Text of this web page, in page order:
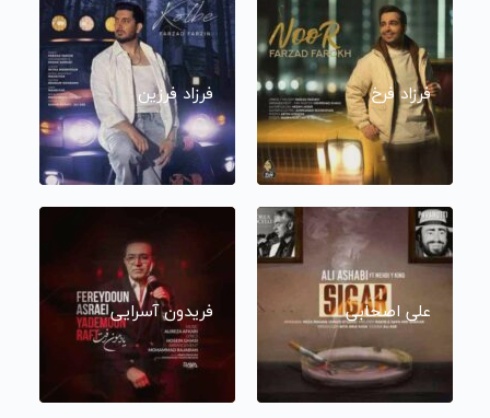
فرزاد فرخ فرزاد فرزین
علی اصحابی فریدون آسرایی